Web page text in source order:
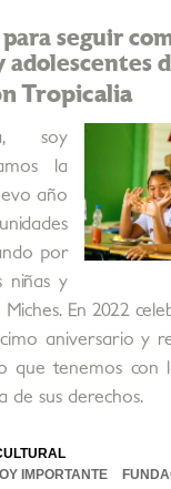
para seguir
adolescentes
Tropicalia
soy
la
año
por
niñas y
Miches. En 2022
aniversario y
que tenemos con
de sus derechos.
IMPORTANTE